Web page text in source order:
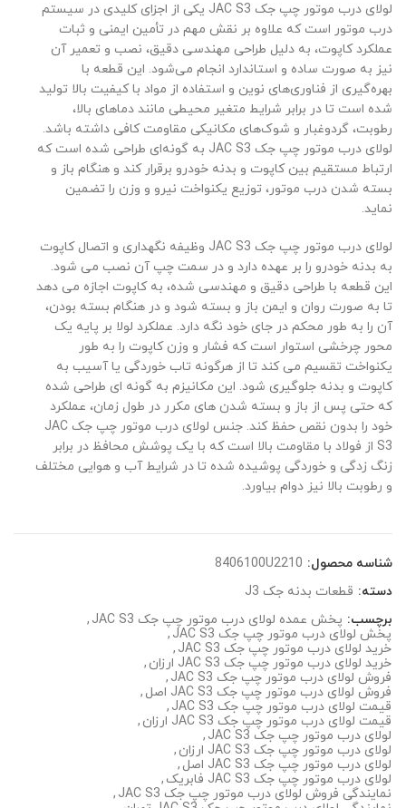
لولای درب موتور چپ جک JAC S3 یکی از اجزای کلیدی در سیستم
درب موتور است که علاوه بر نقش مهم در تأمین ایمنی و ثبات
عملکرد کاپوت، به دلیل طراحی مهندسی دقیق، نصب و تعمیر آن
نیز به صورت ساده و استاندارد انجام می‌شود. این قطعه با
بهره‌گیری از فناوری‌های نوین و استفاده از مواد با کیفیت بالا تولید
شده است تا در برابر شرایط متغیر محیطی مانند دماهای بالا،
رطوبت، گردوغبار و شوک‌های مکانیکی مقاومت کافی داشته باشد.
لولای درب موتور چپ جک JAC S3 به گونه‌ای طراحی شده است که
ارتباط مستقیم بین کاپوت و بدنه خودرو برقرار کند و هنگام باز و
بسته شدن درب موتور، توزیع یکنواخت نیرو و وزن را تضمین
نماید.
لولای درب موتور چپ جک JAC S3 وظیفه نگهداری و اتصال کاپوت
به بدنه خودرو را بر عهده دارد و در سمت چپ آن نصب می شود.
این قطعه با طراحی دقیق و مهندسی شده، به کاپوت اجازه می دهد
تا به صورت روان و ایمن باز و بسته شود و در هنگام بسته بودن،
آن را به طور محکم در جای خود نگه دارد. عملکرد لولا بر پایه یک
محور چرخشی استوار است که فشار و وزن کاپوت را به طور
یکنواخت تقسیم می کند تا از هرگونه تاب خوردگی یا آسیب به
کاپوت و بدنه جلوگیری شود. این مکانیزم به گونه ای طراحی شده
که حتی پس از باز و بسته شدن های مکرر در طول زمان، عملکرد
خود را بدون نقص حفظ کند. جنس لولای درب موتور چپ جک JAC
S3 از فولاد با مقاومت بالا است که با یک پوشش محافظ در برابر
زنگ زدگی و خوردگی پوشیده شده تا در شرایط آب و هوایی مختلف
و رطوبت بالا نیز دوام بیاورد.
شناسه محصول: 8406100U2210
دسته: قطعات بدنه جک J3
برچسب: پخش عمده لولای درب موتور چپ جک JAC S3
,
پخش لولای درب موتور چپ جک JAC S3
,
خرید لولای درب موتور چپ جک JAC S3
,
خرید لولای درب موتور چپ جک JAC S3 ارزان
,
فروش لولای درب موتور چپ جک JAC S3
,
فروش لولای درب موتور چپ جک JAC S3 اصل
,
قیمت لولای درب موتور چپ جک JAC S3
,
قیمت لولای درب موتور چپ جک JAC S3 ارزان
,
لولای درب موتور چپ جک JAC S3
,
لولای درب موتور چپ جک JAC S3 ارزان
,
لولای درب موتور چپ جک JAC S3 اصل
,
لولای درب موتور چپ جک JAC S3 فابریک
,
نمایندگی فروش لولای درب موتور چپ جک JAC S3
,